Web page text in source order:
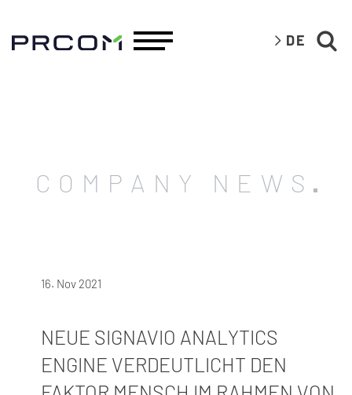
DE
COMPANY NEWS
16. Nov 2021
NEUE SIGNAVIO ANALYTICS
ENGINE VERDEUTLICHT DEN